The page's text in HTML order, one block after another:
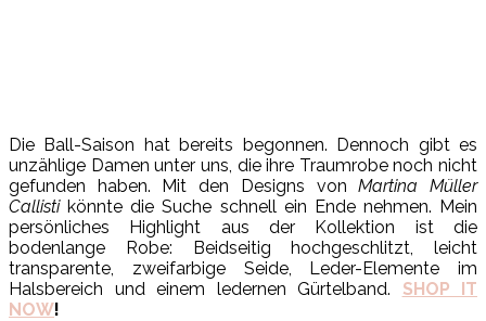
Die Ball-Saison hat bereits begonnen. Dennoch gibt es
unzählige Damen unter uns, die ihre Traumrobe noch nicht
gefunden haben. Mit den Designs vonMartina Müller
Callistikönnte die Suche schnell ein Ende nehmen. Mein
persönliches Highlight aus der Kollektion ist die
bodenlange Robe: Beidseitig hochgeschlitzt, leicht
transparente, zweifarbige Seide, Leder-Elemente im
Halsbereich und einem ledernen Gürtelband. SHOP IT
NOW!